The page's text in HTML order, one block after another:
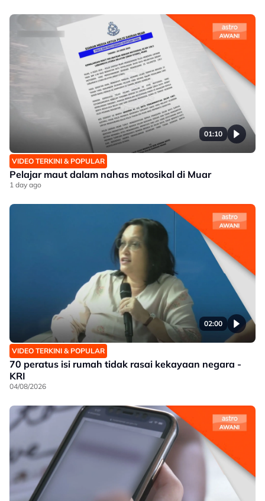
01:10
VIDEO TERKINI & POPULAR
Pelajar maut dalam nahas motosikal di Muar
1 day ago
02:00
VIDEO TERKINI & POPULAR
70 peratus isi rumah tidak rasai kekayaan negara -
KRI
04/08/2026